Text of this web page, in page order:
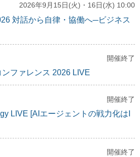
2026年9月15日(火)・16日(水) 10:00
対話から自律・協働へ─ビジネス
開催終了
ファレンス 2026 LIVE
開催終了
LIVE [AIエージェントの戦力化はI
開催終了